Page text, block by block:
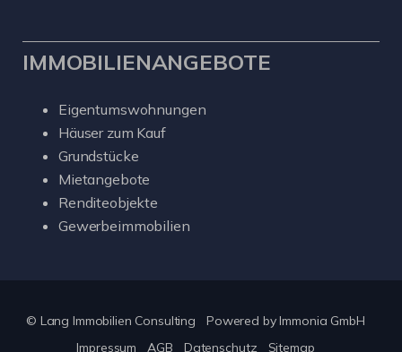
IMMOBILIENANGEBOTE
Eigentumswohnungen
Häuser zum Kauf
Grundstücke
Mietangebote
Renditeobjekte
Gewerbeimmobilien
© Lang Immobilien Consulting Powered byImmonia GmbH
Impressum
AGB Datenschutz Sitemap